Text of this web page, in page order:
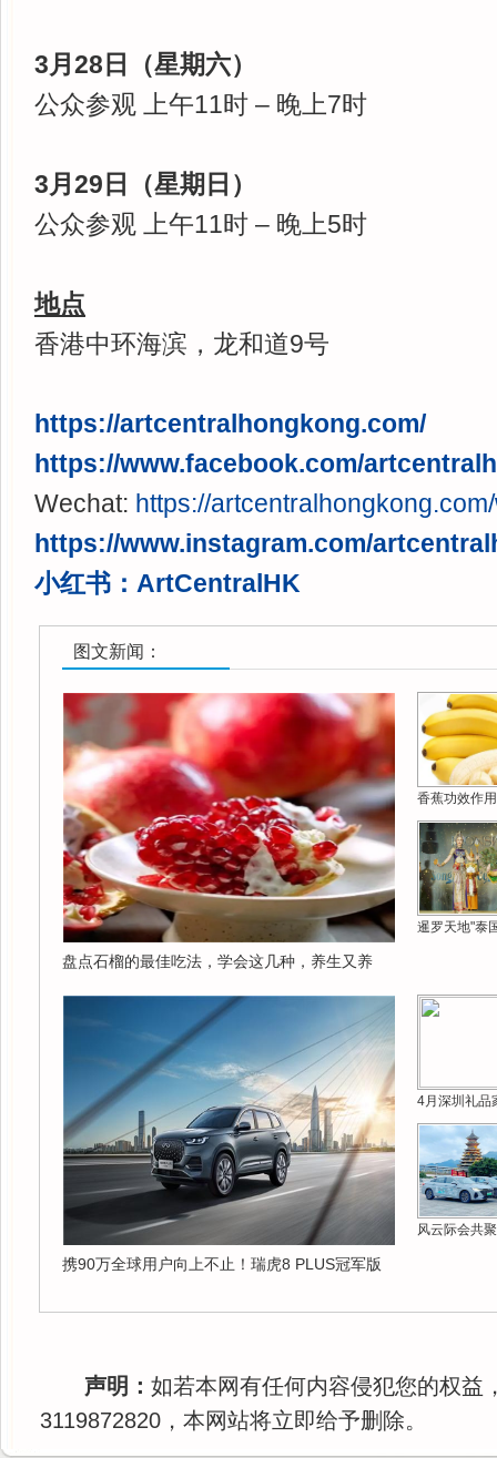
3月28日（星期六）
公众参观 上午11时 – 晚上7时
3月29日（星期日）
公众参观 上午11时 – 晚上5时
地点
香港中环海滨，龙和道9号
https://artcentralhongkong.com/
https://www.facebook.com/
Wechat: https://
https://www.instagram.com/
小红书：ArtCentralHK
图文新闻：
盘点石榴的最佳吃法，学会这几种，养生又养
香蕉功效作
暹罗天地"泰
携90万全球用户向上不止！瑞虎8 PLUS冠军版
4月深圳礼品
风云际会共
声明： 如若本网有任何内容侵犯您的权益
3119872820，本网站将立即给予删除。